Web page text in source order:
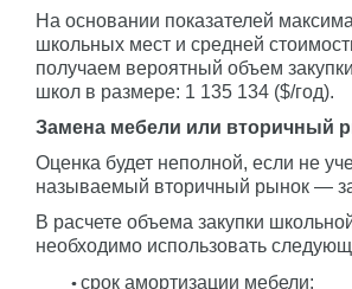
На основании показателей
школьных мест и средней
получаем вероятный объем
школ в размере: 1 135 134 ($/год).
Замена мебели или вторичный
Оценка будет неполной, если не
называемый вторичный рынок —
В расчете объема закупки
необходимо использовать
срок амортизации мебели;